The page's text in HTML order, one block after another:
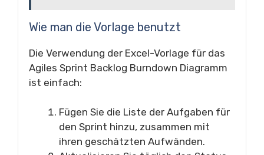
Wie man die Vorlage benutzt
Die Verwendung der Excel-Vorlage für das
Agiles Sprint Backlog Burndown Diagramm
ist einfach:
Fügen Sie die Liste der Aufgaben für
den Sprint hinzu, zusammen mit
ihren geschätzten Aufwänden.